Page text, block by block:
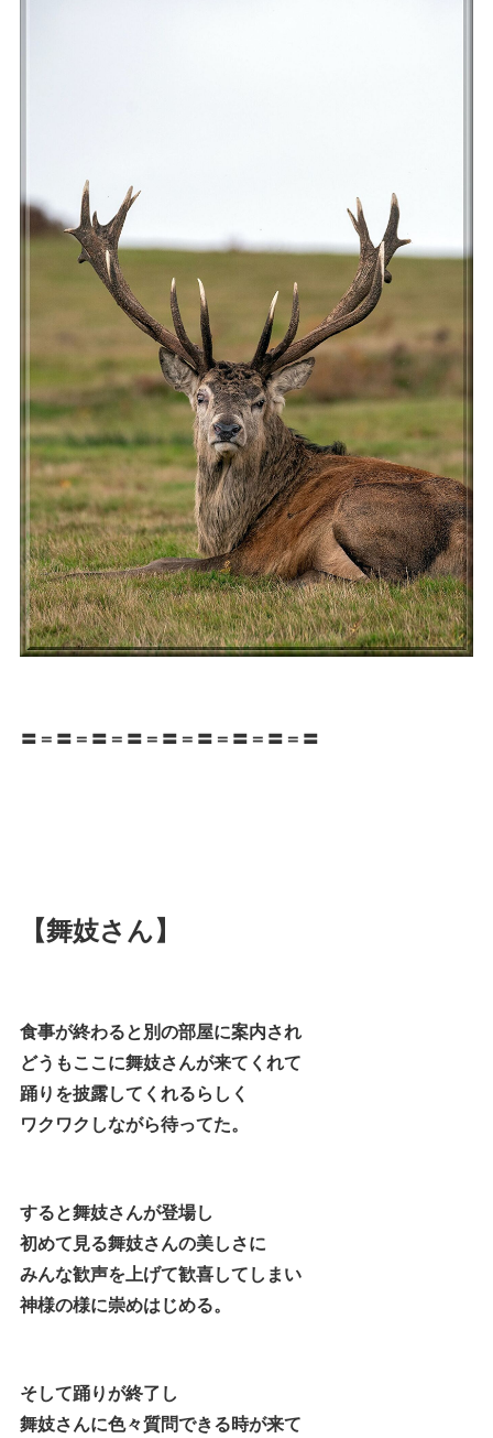
〓＝〓＝〓＝〓＝〓＝〓＝〓＝〓＝〓
【舞妓さん】
食事が終わると別の部屋に案内され
どうもここに舞妓さんが来てくれて
踊りを披露してくれるらしく
ワクワクしながら待ってた。
すると舞妓さんが登場し
初めて見る舞妓さんの美しさに
みんな歓声を上げて歓喜してしまい
神様の様に崇めはじめる。
そして踊りが終了し
舞妓さんに色々質問できる時が来て